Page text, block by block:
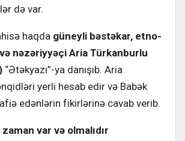
də var.
haqda güneyli bəstəkar, etno-
nəzəriyyəçi Aria Türkanburlu
“Ətəkyazı”-ya danışıb. Aria
yerli hesab edir və Babək
edənlərin fikirlərinə cavab verib.
var və olmalıdır